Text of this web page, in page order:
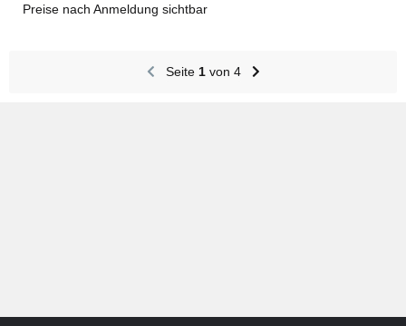
Preise nach Anmeldung sichtbar
Seite 1von 4